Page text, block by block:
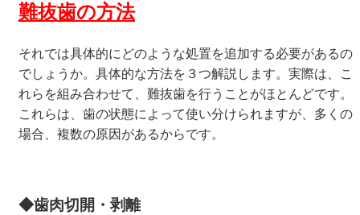
難抜歯の方法
それでは具体的にどのような処置を追加する必要があるの
でしょうか。具体的な方法を３つ解説します。実際は、こ
れらを組み合わせて、難抜歯を行うことがほとんどです。
これらは、歯の状態によって使い分けられますが、多くの
場合、複数の原因があるからです。
◆歯肉切開・剥離